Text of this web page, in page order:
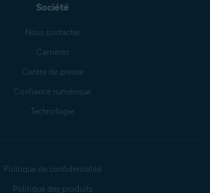
Société
Nous contacter
Carrières
Centre de presse
Confiance numérique
Technologie
Politique de confidentialité
Politique des produits